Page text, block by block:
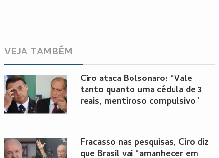
VEJA TAMBÉM
Ciro ataca Bolsonaro: “Vale
tanto quanto uma cédula de 3
reais, mentiroso compulsivo”
Fracasso nas pesquisas, Ciro diz
que Brasil vai “amanhecer em